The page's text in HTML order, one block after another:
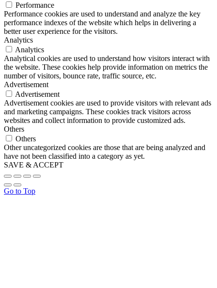
Performance
Performance cookies are used to understand and analyze the key
performance indexes of the website which helps in delivering a
better user experience for the visitors.
Analytics
Analytics
Analytical cookies are used to understand how visitors interact with
the website. These cookies help provide information on metrics the
number of visitors, bounce rate, traffic source, etc.
Advertisement
Advertisement
Advertisement cookies are used to provide visitors with relevant ads
and marketing campaigns. These cookies track visitors across
websites and collect information to provide customized ads.
Others
Others
Other uncategorized cookies are those that are being analyzed and
have not been classified into a category as yet.
SAVE & ACCEPT
Go to Top